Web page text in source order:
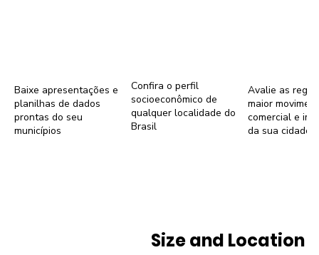
Baixe apresentações e
planilhas de dados
prontas do seu
municípios
Confira o perfil
socioeconômico de
qualquer localidade do
Brasil
Avalie as
maior
comercial e
da sua cidade
Size and Location